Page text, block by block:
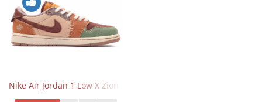
Nike Air Jordan 1 Low X Zion Williamson Voodoo